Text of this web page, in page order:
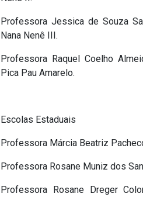
Professora Jessica de Souza
Nana Nenê III.
Professora Raquel Coelho
Pica Pau Amarelo.
Escolas Estaduais
Professora Márcia Beatriz
Professora Rosane Muniz dos
Professora Rosane Dreger